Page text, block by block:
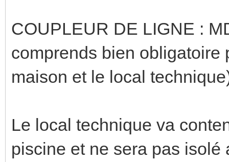
COUPLEUR DE LIGNE :
comprends bien obligatoire
maison et le local
Le local technique va
piscine et ne sera pas